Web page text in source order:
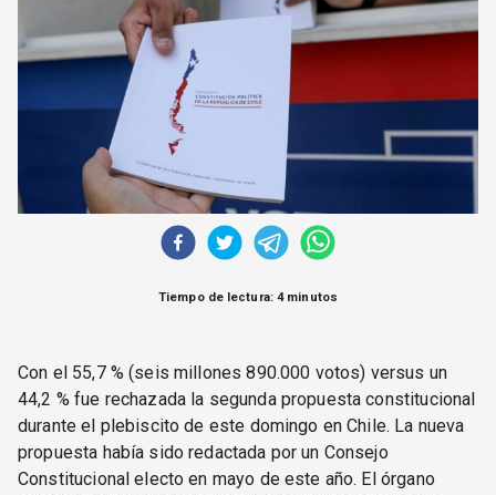
ARCHIVO
DECLARACIONES
ALTAMIRA RESPONDE
Política Obrera Revista
CONTACTO
Tiempo de lectura: 4 minutos
Con el 55,7 % (seis millones 890.000 votos) versus un
44,2 % fue rechazada la segunda propuesta constitucional
durante el plebiscito de este domingo en Chile. La nueva
propuesta había sido redactada por un Consejo
Constitucional electo en mayo de este año. El órgano